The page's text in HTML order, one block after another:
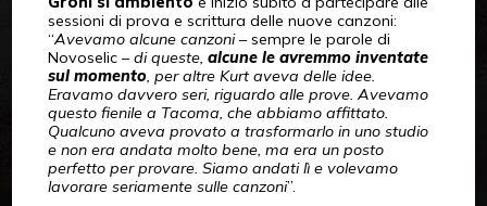
sessioni di prova e scrittura delle nuove canzoni:
“Avevamo alcune canzoni– sempre le parole di
Novoselic –di queste, alcune le avremmo inventate
sul momento, per altre Kurt aveva delle idee.
Eravamo davvero seri, riguardo alle prove. Avevamo
questo fienile a Tacoma, che abbiamo affittato.
Qualcuno aveva provato a trasformarlo in uno studio
e non era andata molto bene, ma era un posto
perfetto per provare. Siamo andati lì e volevamo
lavorare seriamente sulle canzoni”.